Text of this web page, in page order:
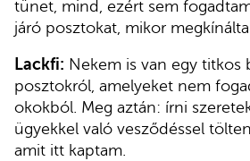
tünet, mind, ezért sem
járó posztokat, mikor
Lackfi: Nekem is van egy titkos
posztokról, amelyeket nem
okokból. Meg aztán: írni
ügyekkel való vesződéssel
amit itt kaptam.